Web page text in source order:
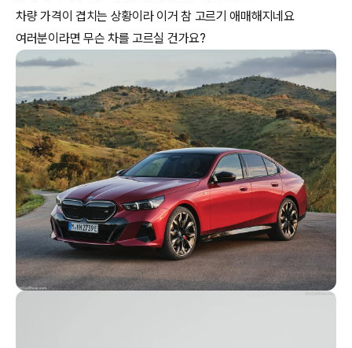
차량 가격이 겹치는 상황이라 이거 참 고르기 애매해지네요